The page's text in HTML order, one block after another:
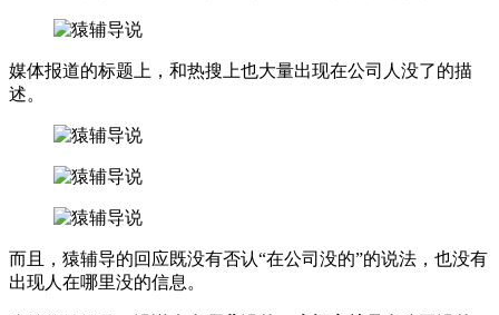
媒体报道的标题上，和热搜上也大量出现在公司人没了的描
述。
而且，猿辅导的回应既没有否认“在公司没的”的说法，也没有
出现人在哪里没的信息。